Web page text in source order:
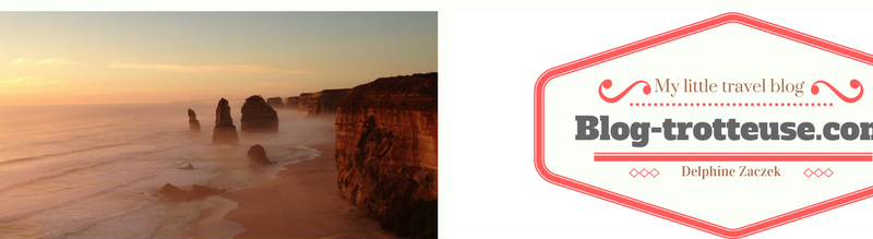
Blog-trotteuse.com
My little travel blog …